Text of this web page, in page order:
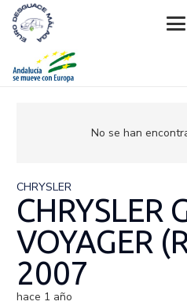
No se han
CHRYSLER
CHRYSLER
VOYAGER
2007
hace 1 año